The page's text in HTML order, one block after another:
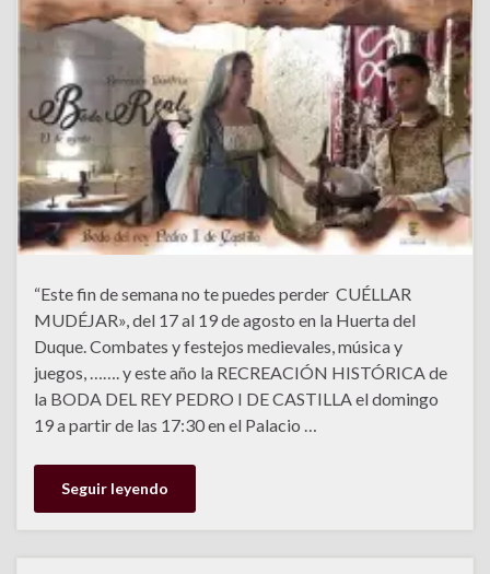
“Este fin de semana no te puedes perder CUÉLLAR
MUDÉJAR», del 17 al 19 de agosto en la Huerta del
Duque. Combates y festejos medievales, música y
juegos, ……. y este año la RECREACIÓN HISTÓRICA de
la BODA DEL REY PEDRO I DE CASTILLA el domingo
19 a partir de las 17:30 en el Palacio …
Seguir leyendo